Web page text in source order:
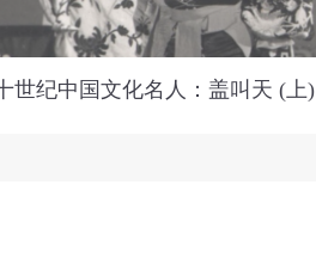
世纪中国文化名人：盖叫天 (上)